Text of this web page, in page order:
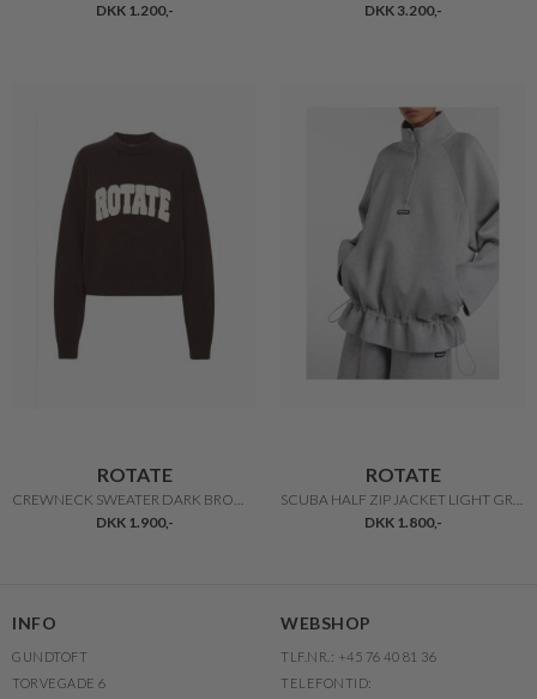
DKK 1.200,-
DKK 3.200,-
ROTATE
DKK 1.900,-
ROTATE
DKK 1.800,-
INFO
GUNDTOFT
TORVEGADE 6
WEBSHOP
TLF.NR.: +45 76 40 81 36
TELEFONTID: